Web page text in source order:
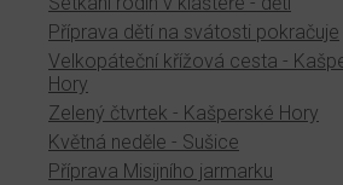
Příprava dětí na svátosti pokračuje
Velkopáteční křížová cesta -
Hory
Zelený čtvrtek - Kašperské Hory
Květná neděle - Sušice
Příprava Misijního jarmarku